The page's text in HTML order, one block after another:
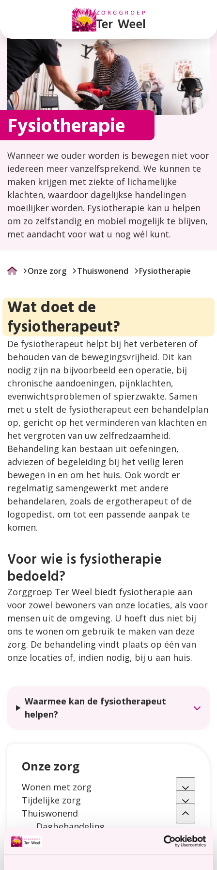
Fysiotherapie
Wanneer we ouder worden is bewegen niet voor
iedereen meer vanzelfsprekend. We kunnen te
maken krijgen met ziekte of lichamelijke
klachten, waardoor dagelijkse handelingen
moeilijker worden. Fysiotherapie kan u helpen
om zo zelfstandig en mobiel mogelijk te blijven,
met aandacht voor wat u nog wél kunt.
Fysiotherapie
Onze zorg Thuiswonend Fysiotherapie
Wat doet de
fysiotherapeut?
De fysiotherapeut helpt bij het verbeteren of
behouden van de bewegingsvrijheid. Dit kan
nodig zijn na bijvoorbeeld een operatie, bij
chronische aandoeningen, pijnklachten,
evenwichtsproblemen of spierzwakte. Samen
met u stelt de fysiotherapeut een behandelplan
op, gericht op het verminderen van klachten en
het vergroten van uw zelfredzaamheid.
Behandeling kan bestaan uit oefeningen,
adviezen of begeleiding bij het veilig leren
bewegen in en om het huis. Ook wordt er
regelmatig samengewerkt met andere
behandelaren, zoals de ergotherapeut of de
logopedist, om tot een passende aanpak te
komen.
Voor wie is fysiotherapie
bedoeld?
Zorggroep Ter Weel biedt fysiotherapie aan
voor zowel bewoners van onze locaties, als voor
mensen uit de omgeving. U hoeft dus niet bij
ons te wonen om gebruik te maken van deze
zorg. De behandeling vindt plaats op één van
onze locaties of, indien nodig, bij u aan huis.
Waarmee kan de fysiotherapeut
helpen?
Onze zorg
Wonen met zorg
Tijdelijke zorg
Thuiswonend
Dagbehandeling
Parkinson(isme)
Dagbesteding